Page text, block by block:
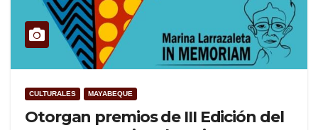
CULTURALES MAYABEQUE
Otorgan premios de III Edición del